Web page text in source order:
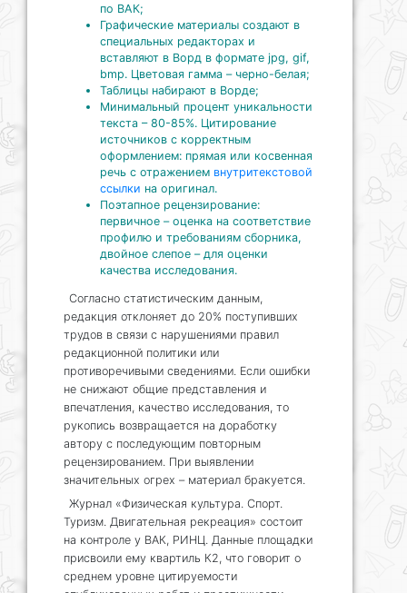
по ВАК;
Графические материалы создают в
специальных редакторах и
вставляют в Ворд в формате jpg, gif,
bmp. Цветовая гамма – черно-белая;
Таблицы набирают в Ворде;
Минимальный процент уникальности
текста – 80-85%. Цитирование
источников с корректным
оформлением: прямая или косвенная
речь с отражением внутритекстовой
ссылки на оригинал.
Поэтапное рецензирование:
первичное – оценка на соответствие
профилю и требованиям сборника,
двойное слепое – для оценки
качества исследования.
Согласно статистическим данным,
редакция отклоняет до 20% поступивших
трудов в связи с нарушениями правил
редакционной политики или
противоречивыми сведениями. Если ошибки
не снижают общие представления и
впечатления, качество исследования, то
рукопись возвращается на доработку
автору с последующим повторным
рецензированием. При выявлении
значительных огрех – материал бракуется.
Журнал «Физическая культура. Спорт.
Туризм. Двигательная рекреация» состоит
на контроле у ВАК, РИНЦ. Данные площадки
присвоили ему квартиль К2, что говорит о
среднем уровне цитируемости